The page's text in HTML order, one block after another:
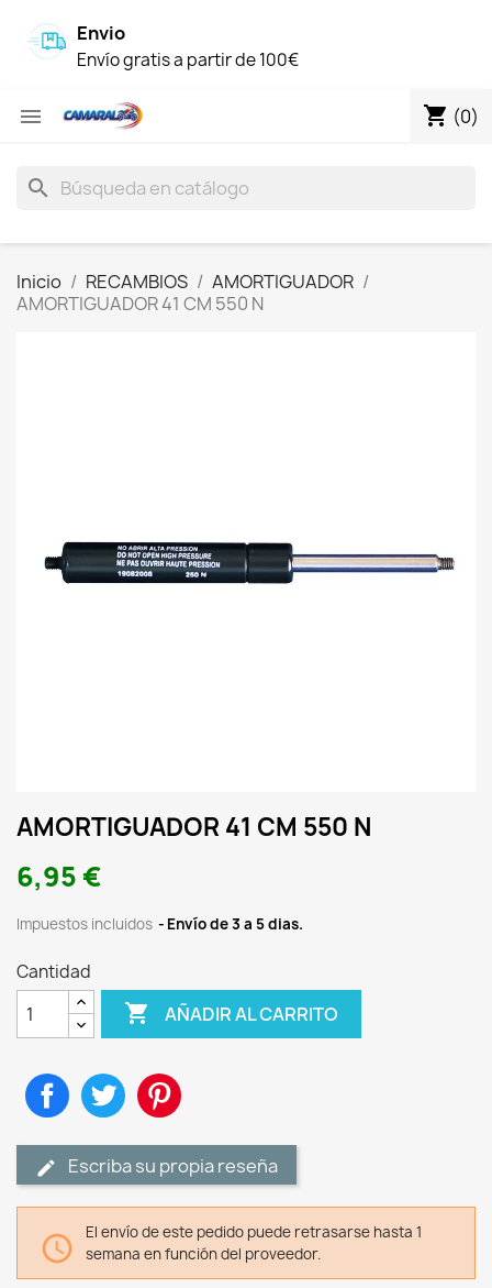
Envio
Envío gratis a partir de 100€
 shopping_cart (0)
search
Inicio RECAMBIOS
AMORTIGUADOR
AMORTIGUADOR 41 CM 550 N
AMORTIGUADOR 41 CM 550 N
6,95 €
Impuestos incluidos Envío de 3 a 5 dias.
Cantidad
 AÑADIR AL CARRITO
CompartirTuitear
Escriba su propia reseña

El envío de este pedido puede retrasarse hasta 1
semana en función del proveedor.